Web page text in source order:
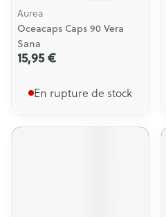
Aurea
Oceacaps Caps 90 Vera
Sana
15,95 €
En rupture de stock